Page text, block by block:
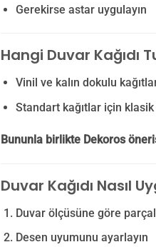
Gerekirse astar uygulayın
Hangi Duvar Kağıdı
Vinil ve kalın dokulu
Standart kağıtlar için
Bununla birlikte Dekoros
Duvar Kağıdı Nasıl
Duvar ölçüsüne göre
Desen uyumunu ayarlayın